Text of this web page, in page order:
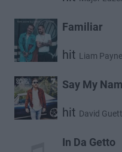
Familiar
hit Liam Payne
Say My
hit David
In Da Getto